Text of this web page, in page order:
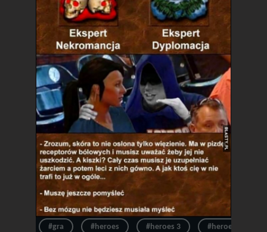
#gra #heroes #heroes 3 #heroes of